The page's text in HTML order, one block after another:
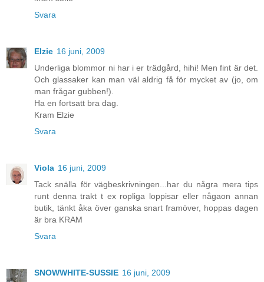
Svara
Elzie 16 juni, 2009
Underliga blommor ni har i er trädgård, hihi! Men fint är det.
Och glassaker kan man väl aldrig få för mycket av (jo, om
man frågar gubben!).
Ha en fortsatt bra dag.
Kram Elzie
Svara
Viola 16 juni, 2009
Tack snälla för vägbeskrivningen...har du några mera tips
runt denna trakt t ex ropliga loppisar eller någaon annan
butik, tänkt åka över ganska snart framöver, hoppas dagen
är bra KRAM
Svara
SNOWWHITE-SUSSIE 16 juni, 2009